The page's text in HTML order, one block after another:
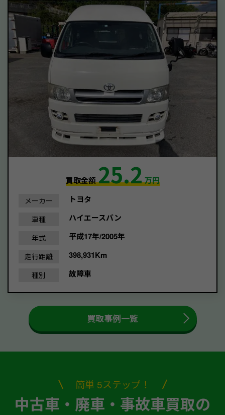
買取金額25.2万円
メーカー トヨタ
車種 ハイエースバン
年式 平成17年/2005年
走行距離 398,931Km
種別 故障車
買取事例一覧
簡単 5ステップ！
中古車・廃車・事故車買取の